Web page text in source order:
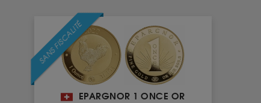
SANS FISCALITÉ
EPARGNOR 1 ONCE OR